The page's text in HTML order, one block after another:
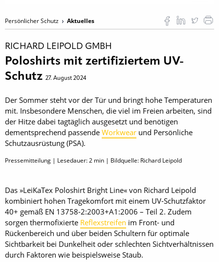
Persönlicher Schutz Aktuelles
RICHARD LEIPOLD GMBH
Poloshirts mit zertifiziertem UV-
Schutz 27. August 2024
Der Sommer steht vor der Tür und bringt hohe Temperaturen
mit. Insbesondere Menschen, die viel im Freien arbeiten, sind
der Hitze dabei tagtäglich ausgesetzt und benötigen
dementsprechend passende Workwear und Persönliche
Schutzausrüstung (PSA).
Pressemitteilung | Lesedauer:2 min | Bildquelle: Richard Leipold
Das »LeiKaTex Poloshirt Bright Line« von Richard Leipold
kombiniert hohen Tragekomfort mit einem UV-Schutzfaktor
40+ gemäß EN 13758-2:2003+A1:2006 – Teil 2. Zudem
sorgen thermofixierte Reflexstreifen im Front- und
Rückenbereich und über beiden Schultern für optimale
Sichtbarkeit bei Dunkelheit oder schlechten Sichtverhältnissen
durch Faktoren wie beispielsweise Staub.